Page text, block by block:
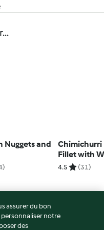
Nuggets and
Chimichurri
Fillet with
Salad
4.5 (31)
assurer du bon
notre
des